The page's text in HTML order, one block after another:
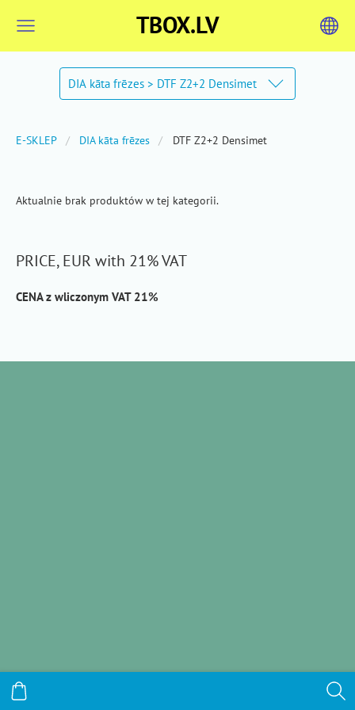
TBOX.LV
DIA kāta frēzes > DTF Z2+2 Densimet
PRICE, EUR with 21% VAT
CENA z wliczonym VAT 21%
E-SKLEP DIA kāta frēzes DTF Z2+2 Densimet
Aktualnie brak produktów w tej kategorii.